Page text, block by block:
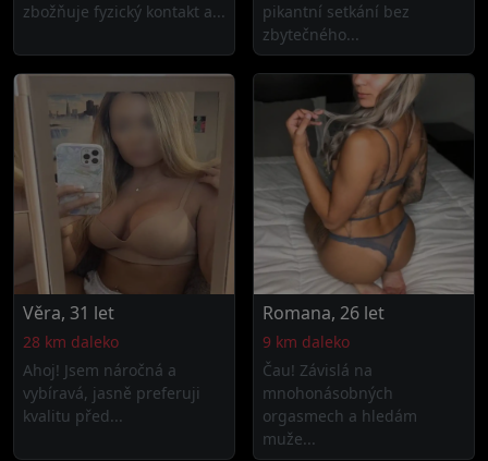
zbožňuje fyzický kontakt a...
pikantní setkání bez
zbytečného...
Věra, 31 let
28 km daleko
Ahoj! Jsem náročná a
vybíravá, jasně preferuji
kvalitu před...
Romana, 26 let
9 km daleko
Čau! Závislá na
mnohonásobných
orgasmech a hledám
muže...